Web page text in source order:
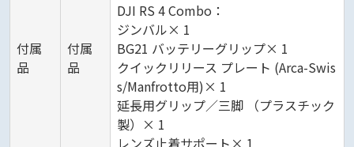
付属
品
付属
品
DJI RS 4 Combo：
ジンバル× 1
BG21 バッテリーグリップ× 1
クイックリリース プレート (Arca-Swis
s/Manfrotto用)× 1
延長用グリップ／三脚 （プラスチック
製）× 1